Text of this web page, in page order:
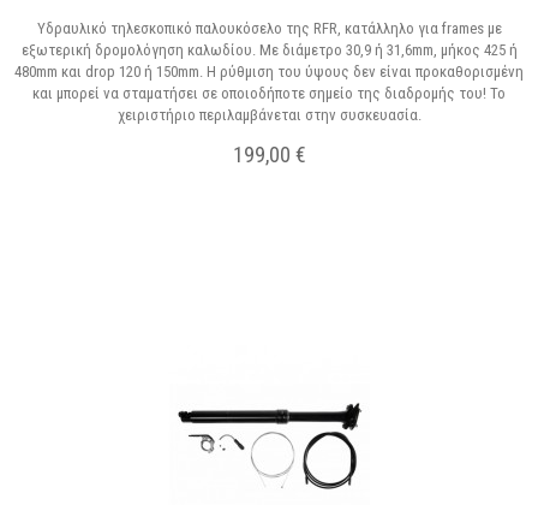
Υδραυλικό τηλεσκοπικό παλουκόσελο της RFR, κατάλληλο για frames με
εξωτερική δρομολόγηση καλωδίου. Με διάμετρο 30,9 ή 31,6mm, μήκος 425 ή
480mm και drop 120 ή 150mm. Η ρύθμιση του ύψους δεν είναι προκαθορισμένη
και μπορεί να σταματήσει σε οποιοδήποτε σημείο της διαδρομής του! Το
χειριστήριο περιλαμβάνεται στην συσκευασία.
199,00 €